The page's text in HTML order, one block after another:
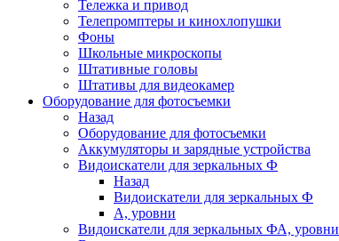
Тележка и привод
Телепромптеры и кинохлопушки
Фоны
Школьные микроскопы
Штативные головы
Штативы для видеокамер
Оборудование для фотосъемки
Назад
Оборудование для фотосъемки
Аккумуляторы и зарядные устройства
Видоискатели для зеркальных Ф
Назад
Видоискатели для зеркальных Ф
А, уровни
Видоискатели для зеркальных ФА, уровни